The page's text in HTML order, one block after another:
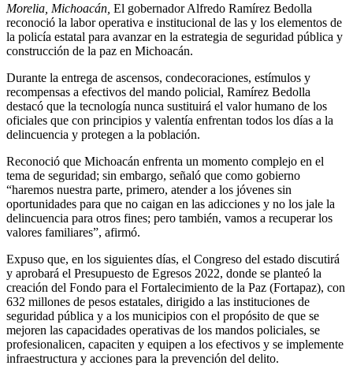
Morelia, Michoacán, El gobernador Alfredo Ramírez Bedolla
reconoció la labor operativa e institucional de las y los elementos de
la policía estatal para avanzar en la estrategia de seguridad pública y
construcción de la paz en Michoacán.
Durante la entrega de ascensos, condecoraciones, estímulos y
recompensas a efectivos del mando policial, Ramírez Bedolla
destacó que la tecnología nunca sustituirá el valor humano de los
oficiales que con principios y valentía enfrentan todos los días a la
delincuencia y protegen a la población.
Reconoció que Michoacán enfrenta un momento complejo en el
tema de seguridad; sin embargo, señaló que como gobierno
“haremos nuestra parte, primero, atender a los jóvenes sin
oportunidades para que no caigan en las adicciones y no los jale la
delincuencia para otros fines; pero también, vamos a recuperar los
valores familiares”, afirmó.
Expuso que, en los siguientes días, el Congreso del estado discutirá
y aprobará el Presupuesto de Egresos 2022, donde se planteó la
creación del Fondo para el Fortalecimiento de la Paz (Fortapaz), con
632 millones de pesos estatales, dirigido a las instituciones de
seguridad pública y a los municipios con el propósito de que se
mejoren las capacidades operativas de los mandos policiales, se
profesionalicen, capaciten y equipen a los efectivos y se implemente
infraestructura y acciones para la prevención del delito.